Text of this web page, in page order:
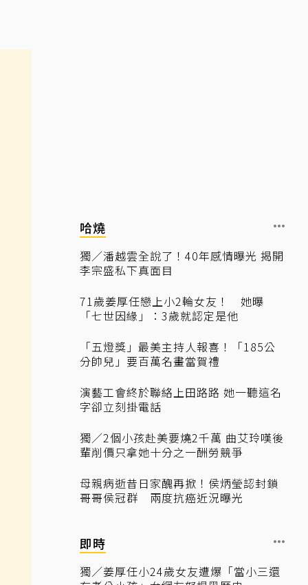
哈燒
獨／潘越雲全說了！40年感情曝光 揭開
李宗盛私下真面目
71歲姜厚任戀上小2輪女友！ 她曝
「七世因緣」：3歲就認定是他
「五燈獎」最美主持人報喜！「185公
分帥兒」要百萬名畫當賀禮
演藝工會終於聯絡上田路路 她一聽這名
字卻立刻掛電話
獨／2個小孩赴美要燒2千萬 曲艾玲嘆後
輩削價只拿她十分之一酬勞競爭
母親病逝昔日家醜再掀！侯炳瑩認封鎖
哥哥侯冠群 兩度抗癌近況曝光
即時
獨／姜厚任小24歲女友遭爆「當小三還